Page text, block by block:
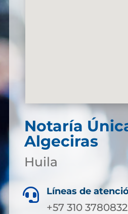
Notaría
Algeciras
Huila
 Líneas de
+57 310